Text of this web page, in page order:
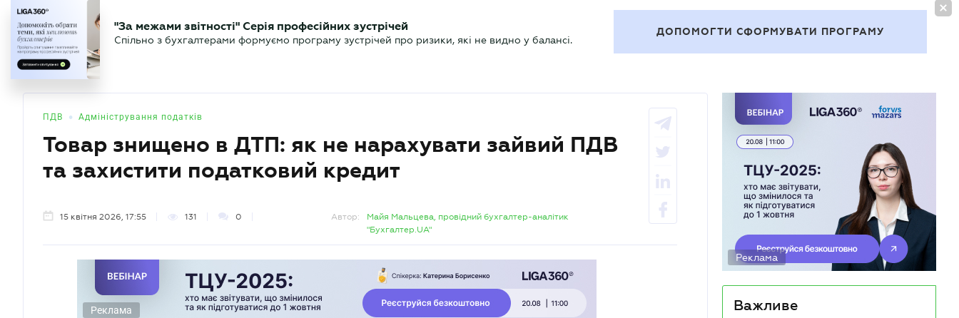
БУХГАЛТЕР.UA Новини Аналітика Календар Актуально
"За межами звітності" Серія професійних зустрічей
Спільно з бухгалтерами формуємо програму зустрічей про ризики, які не видно у балансі.
ДОПОМОГТИ СФОРМУВАТИ ПРОГРАМУ
ПДВ • Адміністрування податків
Товар знищено в ДТП: як не нарахувати зайвий ПДВ
та захистити податковий кредит
15 квітня 2026, 17:55 131 0 Автор:
Майя Мальцева, провідний бухгалтер-аналітик
"Бухгалтер.UA"
Реклама
Реклама
Важливе